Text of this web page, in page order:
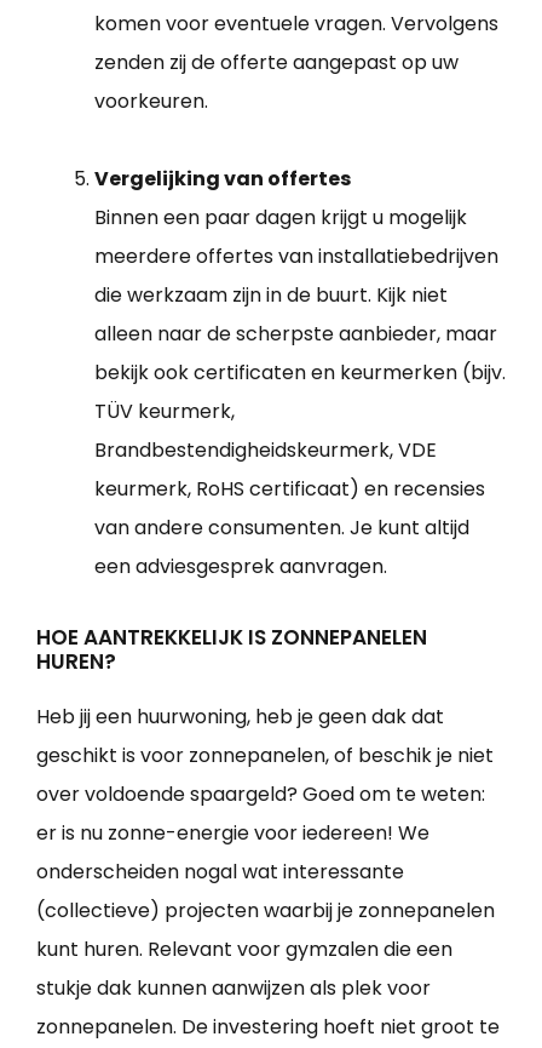
komen voor eventuele vragen. Vervolgens
zenden zij de offerte aangepast op uw
voorkeuren.
Vergelijking van offertes
Binnen een paar dagen krijgt u mogelijk
meerdere offertes van installatiebedrijven
die werkzaam zijn in de buurt. Kijk niet
alleen naar de scherpste aanbieder, maar
bekijk ook certificaten en keurmerken (bijv.
TÜV keurmerk,
Brandbestendigheidskeurmerk, VDE
keurmerk, RoHS certificaat) en recensies
van andere consumenten. Je kunt altijd
een adviesgesprek aanvragen.
HOE AANTREKKELIJK IS ZONNEPANELEN
HUREN?
Heb jij een huurwoning, heb je geen dak dat
geschikt is voor zonnepanelen, of beschik je niet
over voldoende spaargeld? Goed om te weten:
er is nu zonne-energie voor iedereen! We
onderscheiden nogal wat interessante
(collectieve) projecten waarbij je zonnepanelen
kunt huren. Relevant voor gymzalen die een
stukje dak kunnen aanwijzen als plek voor
zonnepanelen. De investering hoeft niet groot te